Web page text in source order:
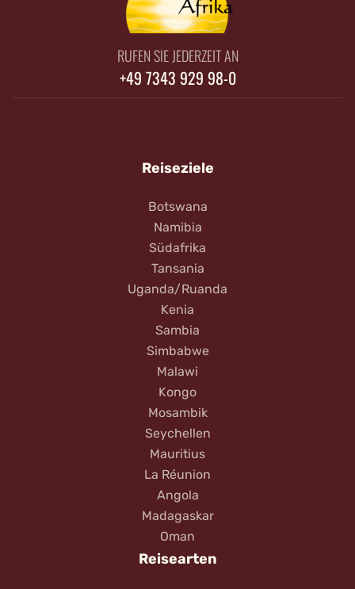
RUFEN SIE JEDERZEIT AN
+49 7343 929 98-0
Reiseziele
Botswana
Namibia
Südafrika
Tansania
Uganda/Ruanda
Kenia
Sambia
Simbabwe
Malawi
Kongo
Mosambik
Seychellen
Mauritius
La Réunion
Angola
Madagaskar
Oman
Reisearten